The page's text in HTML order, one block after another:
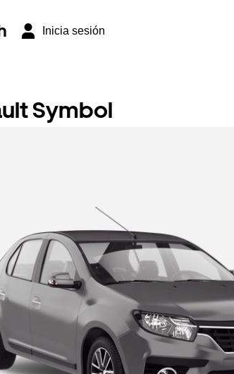
Inicia sesión
Symbol